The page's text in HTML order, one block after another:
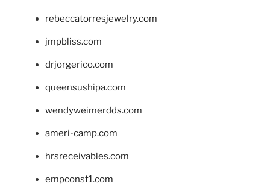
rebeccatorresjewelry.com
jmpbliss.com
drjorgerico.com
queensushipa.com
wendyweimerdds.com
ameri-camp.com
hrsreceivables.com
empconst1.com